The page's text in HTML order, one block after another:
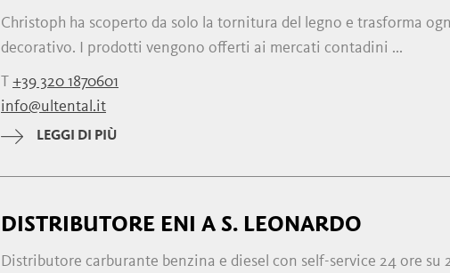
Christoph ha scoperto da solo la tornitura del legno e trasforma
decorativo. I prodotti vengono offerti ai mercati contadini ...
T +39 320 1870601
info@ultental.it
LEGGI DI PIÙ
DISTRIBUTORE ENI A S. LEONARDO
Distributore carburante benzina e diesel con self-service 24 ore su